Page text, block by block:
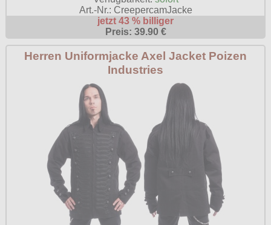
Art.-Nr.: CreepercamJacke
jetzt 43 % billiger
Preis: 39.90 €
Herren Uniformjacke Axel Jacket Poizen
Industries